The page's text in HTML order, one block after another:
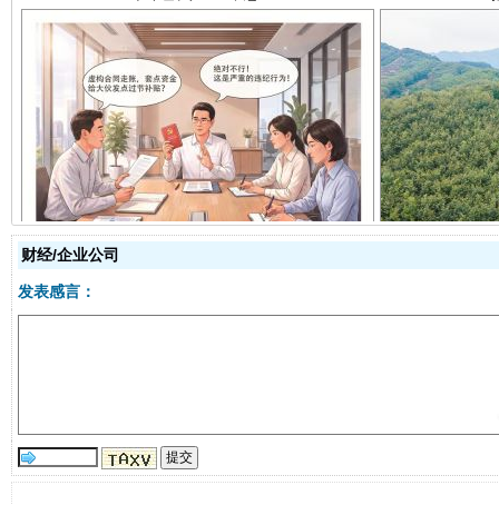
揭开“小金库”的免责幌子
受贿1.44亿！段成刚被判无期
财经/企业公司
发表感言：